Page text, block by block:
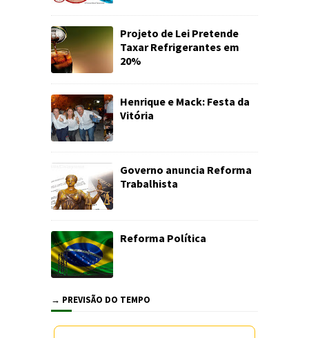
Projeto de Lei Pretende
Taxar Refrigerantes em
20%
Henrique e Mack: Festa da
Vitória
Governo anuncia Reforma
Trabalhista
Reforma Política
→ PREVISÃO DO TEMPO